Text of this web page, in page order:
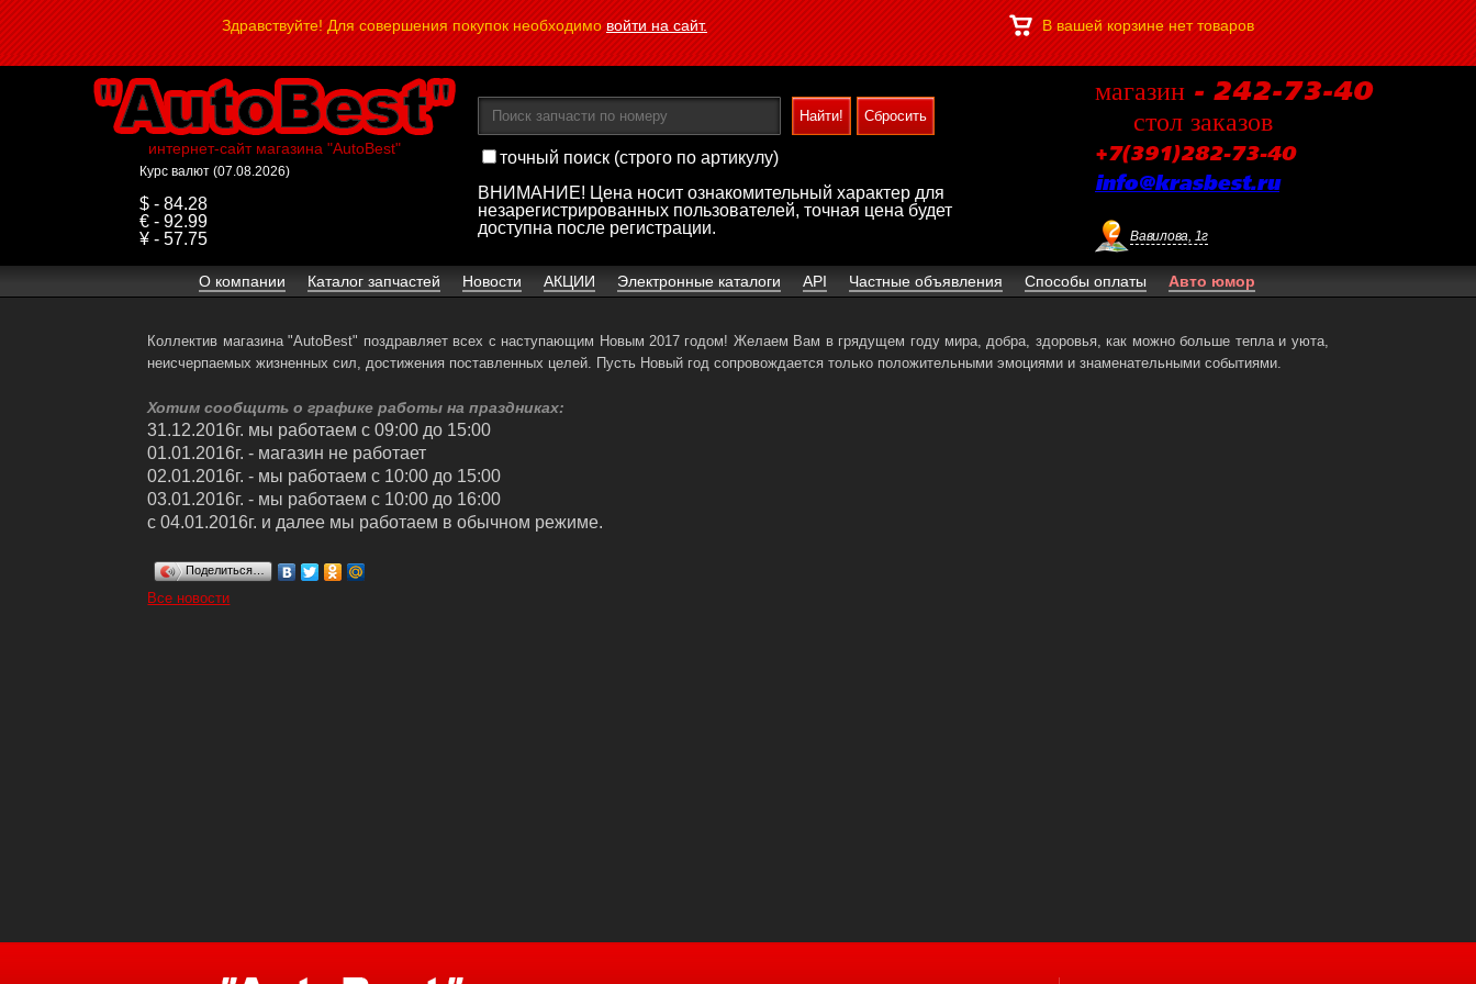
Здравствуйте! Для совершения покупок необходимовойти на сайт. В вашей корзине нет товаров
интернет-сайт магазина "AutoBest"
точный поиск (строго по артикулу)
ВНИМАНИЕ! Цена носит ознакомительный характер для
незарегистрированных пользователей, точная цена будет
доступна после регистрации.
магазин - 242-73-40
стол заказов
+7(391)282-73-40
info@krasbest.ru
Вавилова, 1г
Курс валют (07.08.2026)
$ - 84.28
€ - 92.99
¥ - 57.75
О компании Каталог запчастей Новости АКЦИИ Электронные каталоги API Частные объявления Способы оплаты Авто юмор
Коллектив магазина "AutoBest" поздравляет всех с наступающим Новым 2017 годом! Желаем Вам в грядущем году мира, добра, здоровья, как можно больше тепла и уюта,
неисчерпаемых жизненных сил, достижения поставленных целей. Пусть Новый год сопровождается только положительными эмоциями и знаменательными событиями.
Хотим сообщить о графике работы на праздниках:
31.12.2016г. мы работаем с 09:00 до 15:00
01.01.2016г. - магазин не работает
02.01.2016г. - мы работаем с 10:00 до 15:00
03.01.2016г. - мы работаем с 10:00 до 16:00
с 04.01.2016г. и далее мы работаем в обычном режиме.
Поделиться…
Все новости